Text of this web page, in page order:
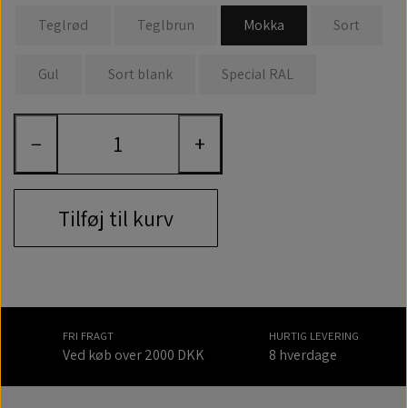
Teglrød Teglbrun Mokka Sort
Gul Sort blank Special RAL
− +
Tilføj til kurv
FRI FRAGT
Ved køb over 2000 DKK
HURTIG LEVERING
8 hverdage